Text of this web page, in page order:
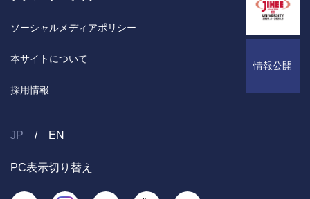
情報公開
ソーシャルメディアポリシー
本サイトについて
採用情報
JP EN
PC表示切り替え